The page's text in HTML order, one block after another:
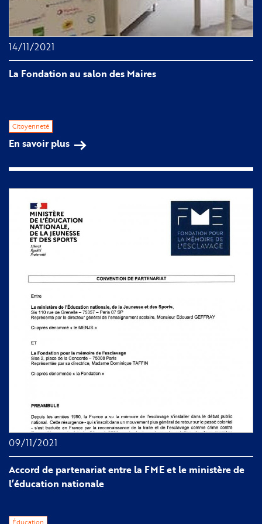
La Fondation au salon des Maires
Citoyenneté
14/11/2021
En savoir plus sur
Fondation
au
Maires
Accord de partenariat entre la FME et le ministère de
l’éducation nationale
09/11/2021